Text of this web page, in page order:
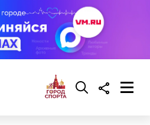
грунтовые.